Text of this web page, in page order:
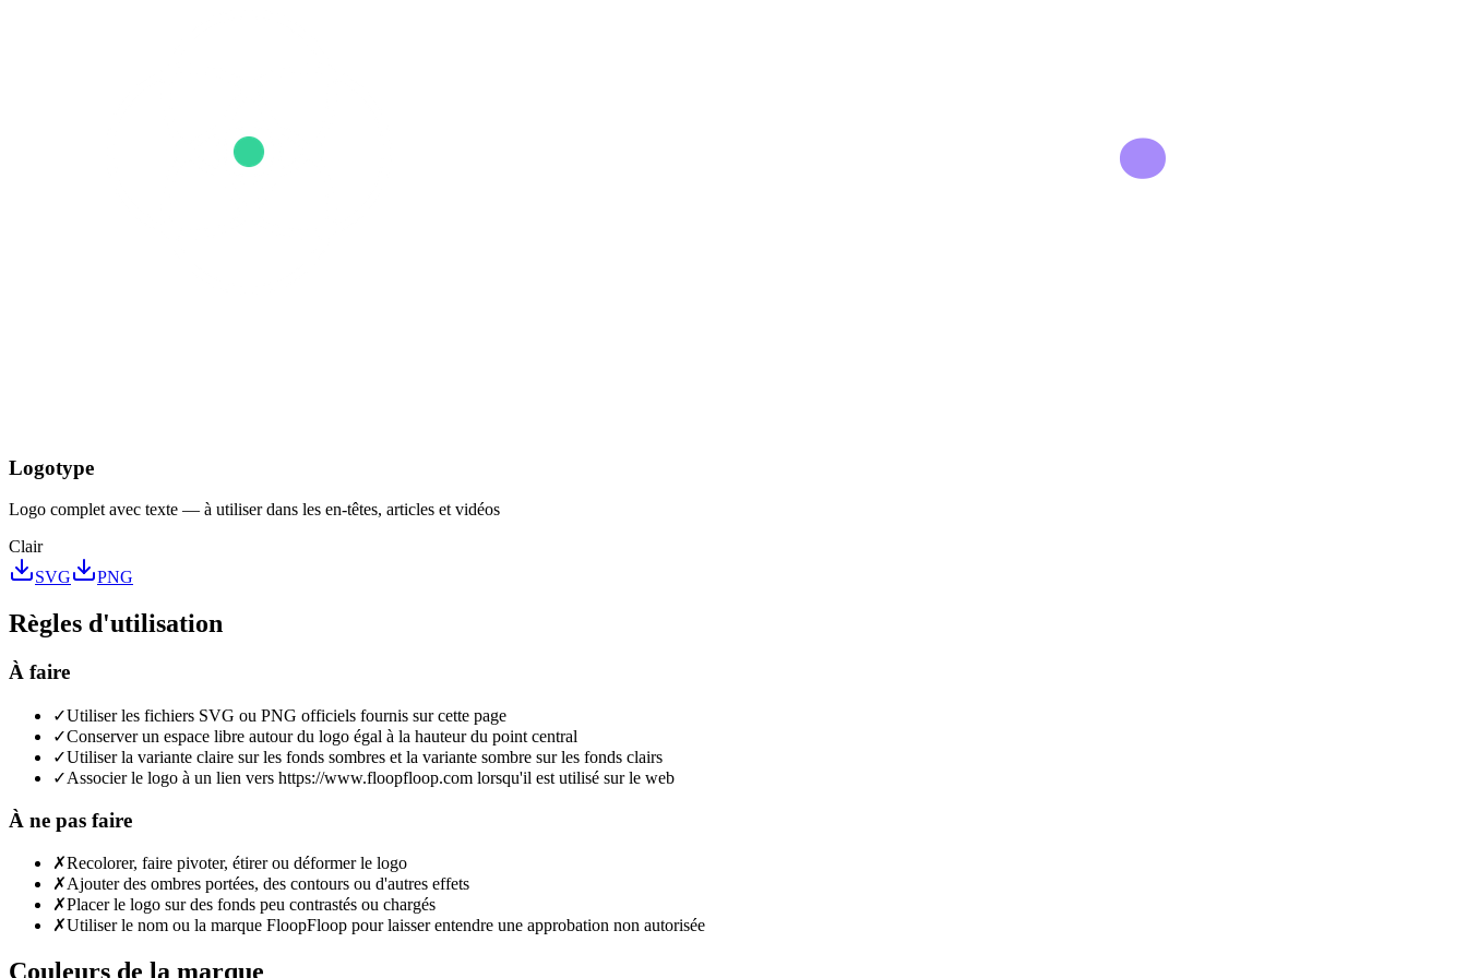
Logotype
Logo complet avec texte — à utiliser dans les en-têtes, articles et vidéos
Clair
SVG
PNG
Règles d'utilisation
À faire
✓Utiliser les fichiers SVG ou PNG officiels fournis sur cette page
✓Conserver un espace libre autour du logo égal à la hauteur du point central
✓Utiliser la variante claire sur les fonds sombres et la variante sombre sur les fonds clairs
✓Associer le logo à un lien vers https://www.floopfloop.com lorsqu'il est utilisé sur le web
À ne pas faire
✗Recolorer, faire pivoter, étirer ou déformer le logo
✗Ajouter des ombres portées, des contours ou d'autres effets
✗Placer le logo sur des fonds peu contrastés ou chargés
✗Utiliser le nom ou la marque FloopFloop pour laisser entendre une approbation non autorisée
Couleurs de la marque